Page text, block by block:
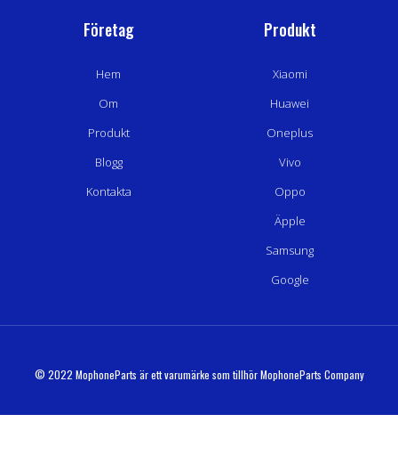
Företag
Hem
Om
Produkt
Blogg
Kontakta
Produkt
Xiaomi
Huawei
Oneplus
Vivo
Oppo
Äpple
Samsung
Google
© 2022 MophoneParts är ett varumärke som tillhör MophoneParts Company